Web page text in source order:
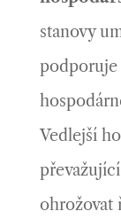
stanovy
podporuje
Vedlejší
ohrožovat